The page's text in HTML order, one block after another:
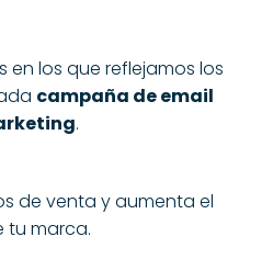
en los que reflejamos los
campaña de email
.
de venta y aumenta el
tu marca.